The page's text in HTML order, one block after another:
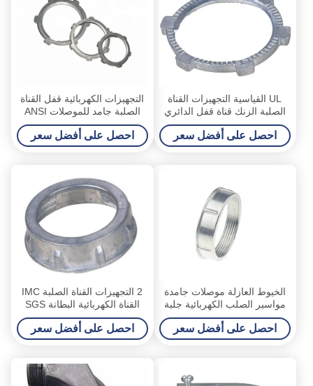
UL القياسية التجهيزات القناة
الصلبة الزنك قناة قفل الدائري
السداسي رمز الرأس
احصل على أفضل سعر
التجهيزات الكهربائية قفل القناة
الصلبة جامد للموصلات ANSI
Thresded
احصل على أفضل سعر
الخيوط العازلة موصلات جامدة
مواسير الصلب الكهربائية جلبة
البطانة
احصل على أفضل سعر
2 التجهيزات القناة الصلبة IMC
القناة الكهربائية البطانة SGS
شهادة
احصل على أفضل سعر